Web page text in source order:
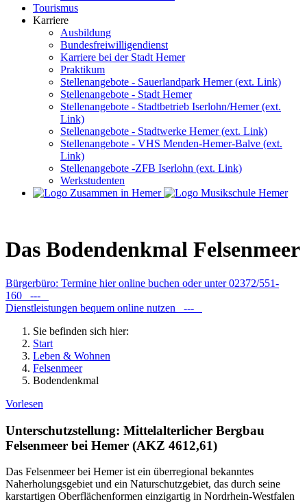
Tourismus
Karriere
Ausbildung
Bundesfreiwilligendienst
Karriere bei der Stadt Hemer
Praktikum
Stellenangebote - Sauerlandpark Hemer (ext. Link)
Stellenangebote - Stadt Hemer
Stellenangebote - Stadtbetrieb Iserlohn/Hemer (ext.
Link)
Stellenangebote - Stadtwerke Hemer (ext. Link)
Stellenangebote - VHS Menden-Hemer-Balve (ext.
Link)
Stellenangebote -ZFB Iserlohn (ext. Link)
Werkstudenten
Das Bodendenkmal Felsenmeer
Bürgerbüro: Termine hier online buchen oder unter 02372/551-
160 ---
Dienstleistungen bequem online nutzen ---
Sie befinden sich hier:
Start
Leben & Wohnen
Felsenmeer
Bodendenkmal
Vorlesen
Unterschutzstellung: Mittelalterlicher Bergbau
Felsenmeer bei Hemer (AKZ 4612,61)
Das Felsenmeer bei Hemer ist ein überregional bekanntes
Naherholungsgebiet und ein Naturschutzgebiet, das durch seine
karstartigen Oberflächenformen einzigartig in Nordrhein-Westfalen